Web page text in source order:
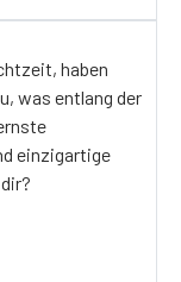
haben
was entlang der
einzigartige